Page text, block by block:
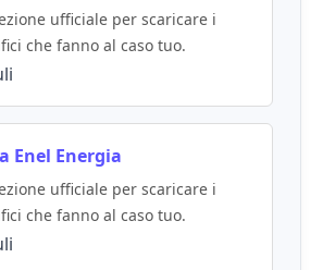
ufficiale per scaricare i
che fanno al caso tuo.
Enel Energia
ufficiale per scaricare i
che fanno al caso tuo.